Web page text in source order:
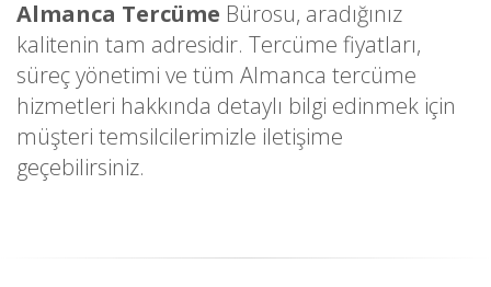
Almanca Tercüme Bürosu, aradığınız
kalitenin tam adresidir. Tercüme fiyatları,
süreç yönetimi ve tüm Almanca tercüme
hizmetleri hakkında detaylı bilgi edinmek için
müşteri temsilcilerimizle iletişime
geçebilirsiniz.